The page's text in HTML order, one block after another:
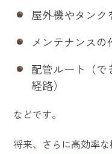
屋外機やタンク
メンテナンスの
配管ルート（で
経路）
などです。
将来、さらに高効率